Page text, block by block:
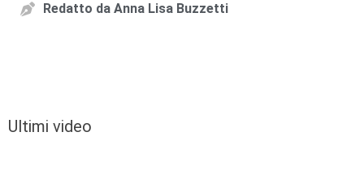
Redatto da Anna Lisa Buzzetti
Ultimi video